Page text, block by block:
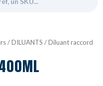
/DILUANTS / Diluant raccord